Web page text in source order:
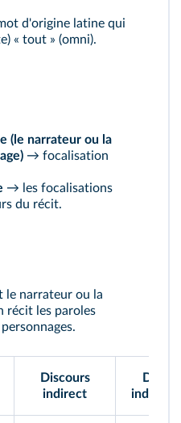
d'origine latine qui
« tout » (omni).
(le narrateur ou la
→ focalisation
→ les focalisations
du récit.
le narrateur ou la
récit les paroles
Discours
indirect
indirect